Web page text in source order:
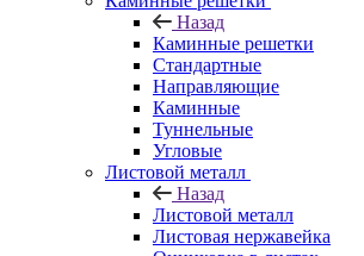
Назад
Каминные решетки
Стандартные
Направляющие
Каминные
Туннельные
Угловые
Листовой металл
Назад
Листовой металл
Листовая нержавейка